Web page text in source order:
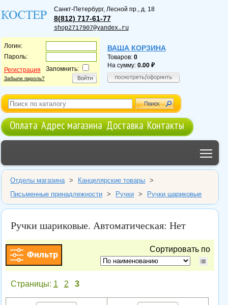
Санкт-Петербург, Лесной пр., д. 18
8(812) 717-61-77
shop2717907@yandex.ru
Логин:
Пароль:
Регистрация
Забыли пароль?
Запомнить:
ВАША КОРЗИНА
Товаров: 0
На сумму: 0.00
Оплата Адрес магазина Доставка Контакты
Отделы магазина > Канцелярские товары
>
Письменные принадлежности
> Ручки > Ручки шариковые
Ручки шариковые. Автоматическая: Нет
Сортировать по
Страницы: 1 2 3